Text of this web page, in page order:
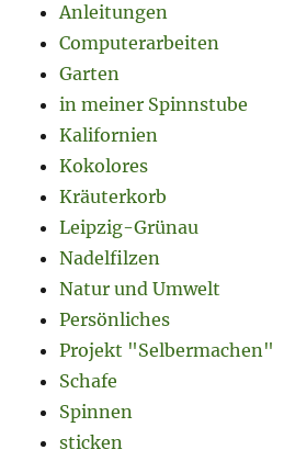
Anleitungen
Computerarbeiten
Garten
in meiner Spinnstube
Kalifornien
Kokolores
Kräuterkorb
Leipzig-Grünau
Nadelfilzen
Natur und Umwelt
Persönliches
Projekt "Selbermachen"
Schafe
Spinnen
sticken